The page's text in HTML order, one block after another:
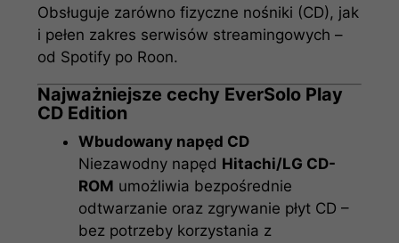
Obsługuje zarówno fizyczne nośniki (CD), jak
i pełen zakres serwisów streamingowych –
od Spotify po Roon.
Najważniejsze cechy EverSolo Play
CD Edition
Wbudowany napęd CD
Niezawodny napęd Hitachi/LG CD-
ROM umożliwia bezpośrednie
odtwarzanie oraz zgrywanie płyt CD –
bez potrzeby korzystania z